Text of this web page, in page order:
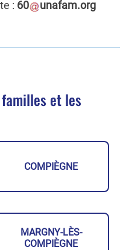
: 60 unafam.org
et les
COMPIÈGNE
MARGNY-LÈS-
COMPIÈGNE